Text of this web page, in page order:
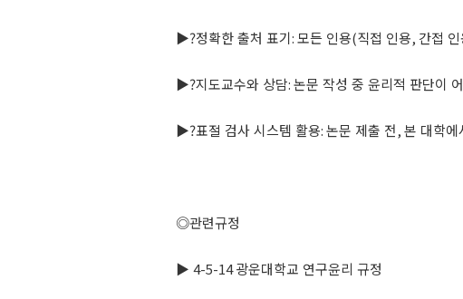
▶?정확한 출처 표기:모든 인용(직접 인용, 간접
▶?지도교수와 상담:논문 작성 중 윤리적 판단이
▶?표절 검사 시스템 활용:논문 제출 전,본 대학에
◎관련규정
▶ 4-5-14광운대학교 연구윤리 규정